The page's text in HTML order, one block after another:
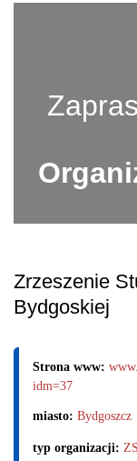
Zrzeszenie
Bydgoskiej
Strona www:
idm=37
miasto: Bydgoszcz
typ organizacji: